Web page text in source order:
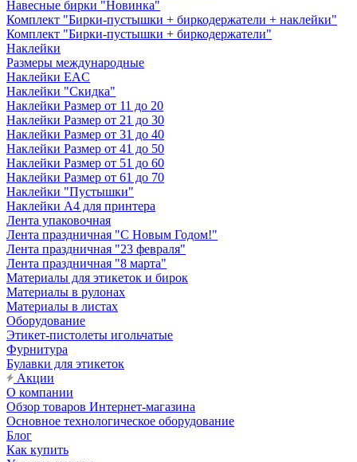
Навесные бирки "Новинка"
Комплект "Бирки-пустышки + биркодержатели + наклейки"
Комплект "Бирки-пустышки + биркодержатели"
Наклейки
Размеры международные
Наклейки EAC
Наклейки "Скидка"
Наклейки Размер от 11 до 20
Наклейки Размер от 21 до 30
Наклейки Размер от 31 до 40
Наклейки Размер от 41 до 50
Наклейки Размер от 51 до 60
Наклейки Размер от 61 до 70
Наклейки "Пустышки"
Наклейки А4 для принтера
Лента упаковочная
Лента праздничная "С Новым Годом!"
Лента праздничная "23 февраля"
Лента праздничная "8 марта"
Материалы для этикеток и бирок
Материалы в рулонах
Материалы в листах
Оборудование
Этикет-пистолеты игольчатые
Фурнитура
Булавки для этикеток
Акции
О компании
Обзор товаров Интернет-магазина
Основное технологическое оборудование
Блог
Как купить